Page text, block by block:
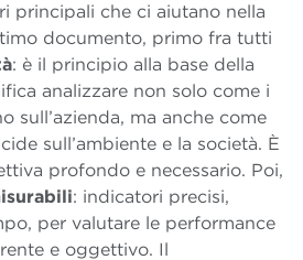
principali che ci aiutano nella
documento, primo fra tutti
: è il principio alla base della
analizzare non solo come i
sull’azienda, ma anche come
sull’ambiente e la società. È
profondo e necessario. Poi,
: indicatori precisi,
per valutare le performance
e oggettivo. Il